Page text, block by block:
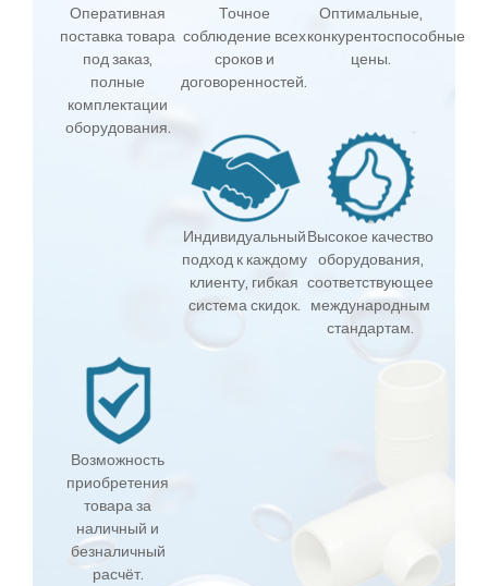
Оперативная
поставка товара
под заказ,
полные
комплектации
оборудования.
Точное
соблюдение всех
сроков и
договоренностей.
Оптимальные,
конкурентоспособные
цены.
Индивидуальный
подход к каждому
клиенту, гибкая
система скидок.
Высокое качество
оборудования,
соответствующее
международным
стандартам.
Возможность
приобретения
товара за
наличный и
безналичный
расчёт.